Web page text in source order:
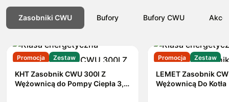
Zasobniki CWU Bufory Bufory CWU
Promocja Zestaw
KHT Zasobnik CWU 300l Z
Wężownicą do Pompy Ciepła 3,1
Promocja Zestaw
LEMET Zasobnik
Wężownicą Do Kotła